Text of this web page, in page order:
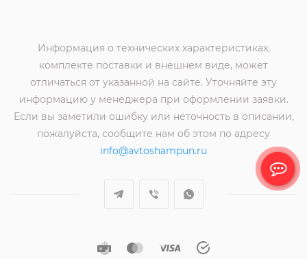
Информация о технических характеристиках,
комплекте поставки и внешнем виде, может
отличаться от указанной на сайте. Уточняйте эту
информацию у менеджера при оформлении заявки.
Если вы заметили ошибку или неточность в описании,
пожалуйста, сообщите нам об этом по адресу
info@avtoshampun.ru